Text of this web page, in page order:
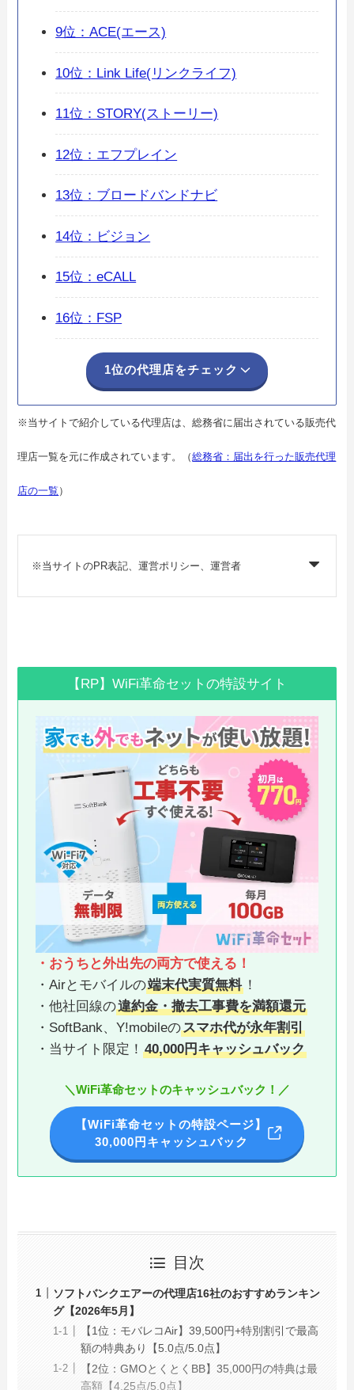
9位：ACE(エース)
10位：Link Life(リンクライフ)
11位：STORY(ストーリー)
12位：エフプレイン
13位：ブロードバンドナビ
14位：ビジョン
15位：eCALL
16位：FSP
1位の代理店をチェック
※当サイトで紹介している代理店は、総務省に届出されている販売代
理店一覧を元に作成されています。（総務省：届出を行った販売代理
店の一覧 ）
※当サイトのPR表記、運営ポリシー、運営者
【RP】WiFi革命セットの特設サイト
・おうちと外出先の両方で使える！
・Airとモバイルの端末代実質無料！
・他社回線の違約金・撤去工事費を満額還元
・SoftBank、Y!mobileのスマホ代が永年割引
・当サイト限定！ 40,000円キャッシュバック
＼WiFi革命セットのキャッシュバック！／
【WiFi革命セットの特設ページ】
30,000円キャッシュバック
目次
ソフトバンクエアーの代理店16社のおすすめランキン
グ【2026年5月】
【1位：モバレコAir】39,500円+特別割引で最高
額の特典あり【5.0点/5.0点】
【2位：GMOとくとくBB】35,000円の特典は最
高額【4.25点/5.0点】